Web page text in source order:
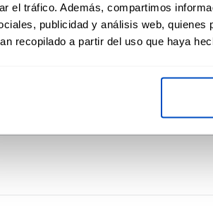
el tráfico. Además, compartimos
publicidad y análisis web,
recopilado a partir del uso que haya